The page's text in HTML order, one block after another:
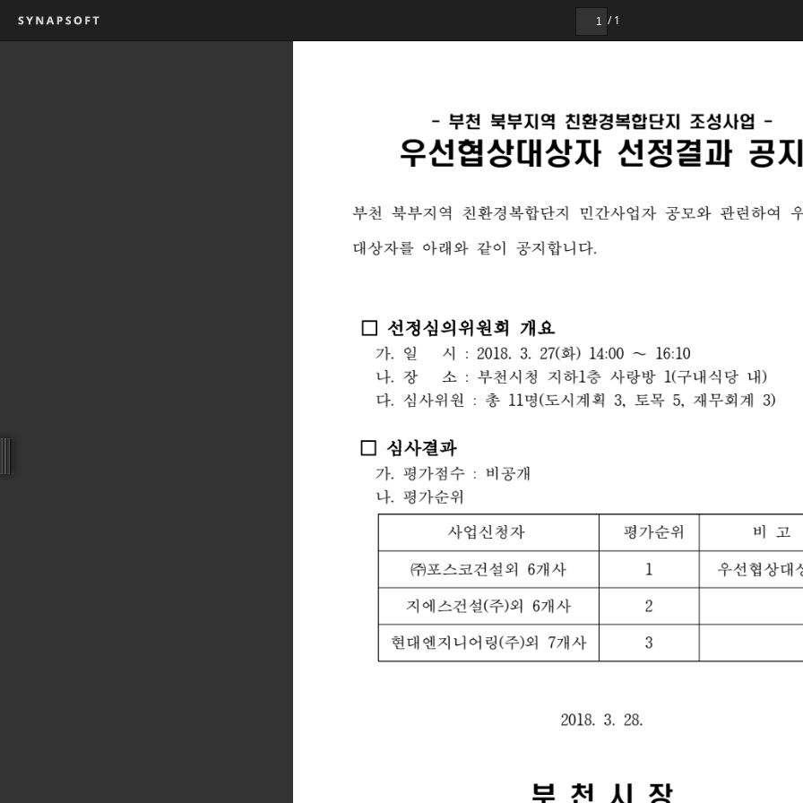
1
- 부천 북부지역 친환경복합단지 조성사업 -
우선협상대상자 선정결과 공
부천 북부지 역 친환경복합단지 민간사업자 공 모 와 관련하여
대상자를 아래와 같이 공지합니다
□ 선정심의위원회 개 요
가
일 시 : 2018 3 27(화) 14 :00 ∼ 16 : 10
나 장 소 : 부천시 청 지하1 층 사랑방 1(구내식당 내)
다 심사위원 : 총 1 1 명( 도 시계획 3 , 토 목 5 , 재무회 계 3)
□ 심사결과
가 평가점수 : 비공개
나
평가순위
사업신 청자 평가순위 비 고
㈜ 포 스 코 건설외 6개사 1 우선협상대
지에스 건설(주)외 6개사 2
현대 엔지니 어 링(주)외 7개사 3
2018 3 28
부 천 시 장